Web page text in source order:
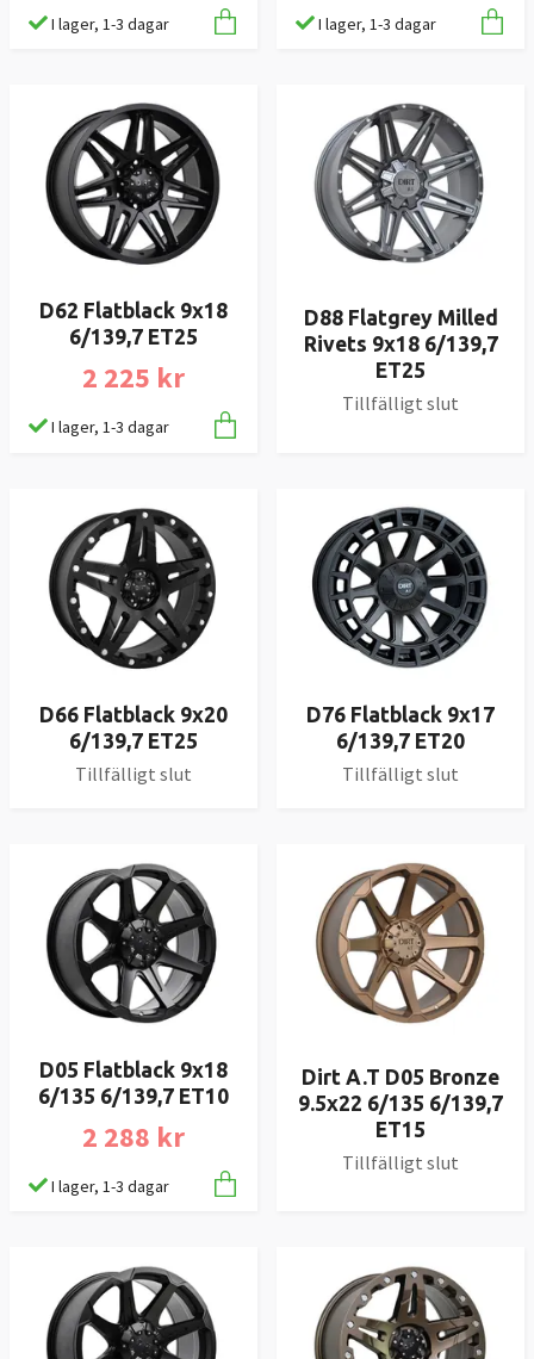
I lager, 1-3 dagar I lager, 1-3 dagar
D62 Flatblack 9x18
6/139,7 ET25
2 225 kr
I lager, 1-3 dagar
D88 Flatgrey Milled
Rivets 9x18 6/139,7
ET25
Tillfälligt slut
D66 Flatblack 9x20
6/139,7 ET25
Tillfälligt slut
D76 Flatblack 9x17
6/139,7 ET20
Tillfälligt slut
D05 Flatblack 9x18
6/135 6/139,7 ET10
2 288 kr
I lager, 1-3 dagar
Dirt A.T D05 Bronze
9.5x22 6/135 6/139,7
ET15
Tillfälligt slut